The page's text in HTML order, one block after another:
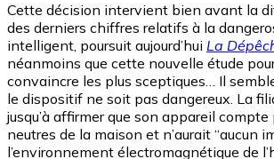
Cette décision intervient bien avant la
des derniers chiffres relatifs à la
intelligent, poursuit aujourd’hui La
néanmoins que cette nouvelle étude
convaincre les plus sceptiques… Il
le dispositif ne soit pas dangereux. La
jusqu’à affirmer que son appareil
neutres de la maison et n’aurait “aucun
l’environnement électromagnétique de